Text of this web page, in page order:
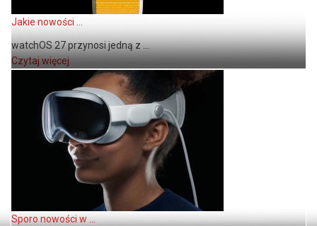
Jakie nowości ...
watchOS 27 przynosi jedną z ...
Czytaj więcej
Sporo nowości w ...